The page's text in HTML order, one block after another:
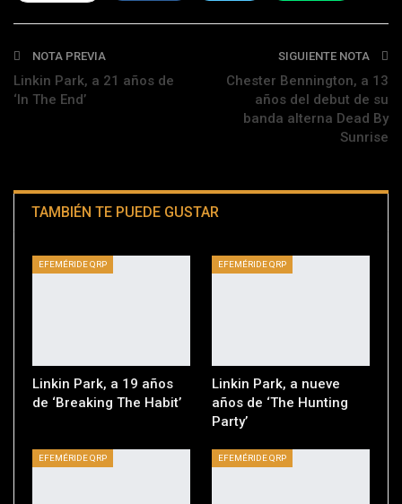
Telegram
NOTA PREVIA
Linkin Park, a 21 años de
‘In The End’
SIGUIENTE NOTA
Chester Bennington, a 13
años del debut de su
banda alterna Dead By
Sunrise
TAMBIÉN TE PUEDE GUSTAR
EFEMÉRIDE QRP
Linkin Park, a 19 años
de ‘Breaking The Habit’
EFEMÉRIDE QRP
Linkin Park, a nueve
años de ‘The Hunting
Party’
EFEMÉRIDE QRP EFEMÉRIDE QRP